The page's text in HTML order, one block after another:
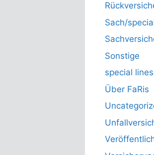
Sach/
Sonstige
special lines
Über FaRis